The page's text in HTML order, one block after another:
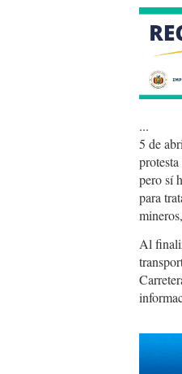
...
5 de
pero sí
para
Al